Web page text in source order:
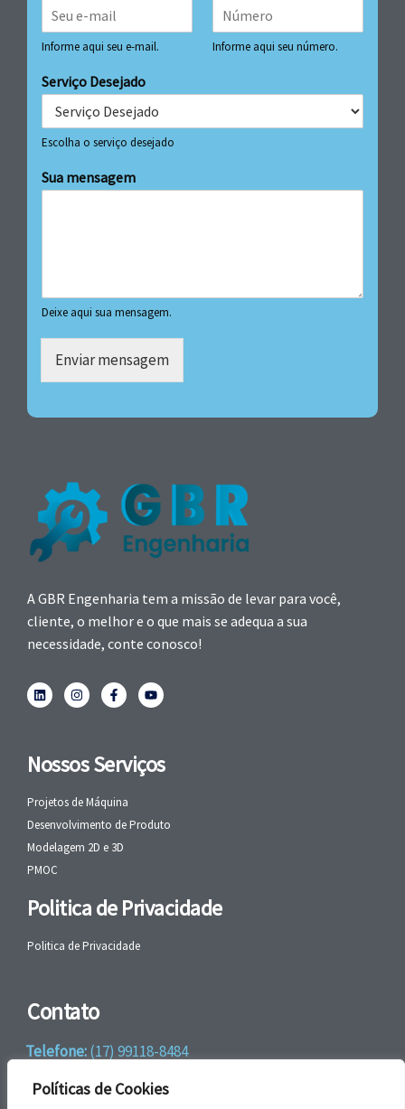
Políticas de Cookies
Informe aqui seu e-mail. Informe aqui seu número.
Serviço Desejado
Escolha o serviço desejado
Sua mensagem
Deixe aqui sua mensagem.
Enviar mensagem
A GBR Engenharia tem a missão de levar para você,
cliente, o melhor e o que mais se adequa a sua
necessidade, conte conosco!
Nossos Serviços
Projetos de Máquina
Desenvolvimento de Produto
Modelagem 2D e 3D
PMOC
Politica de Privacidade
Politica de Privacidade
Contato
Telefone:(17) 99118-8484
WhatsApp:+55 (17) 99118-8484